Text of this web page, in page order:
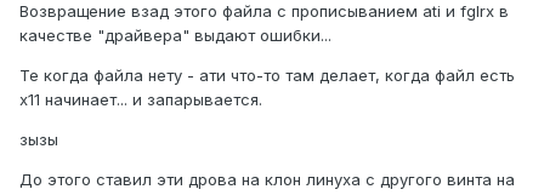
Возвращение взад этого файла с прописыванием ati и fglrx в
качестве "драйвера" выдают ошибки...
Те когда файла нету - ати что-то там делает, когда файл есть
х11 начинает... и запарывается.
зызы
До этого ставил эти дрова на клон линуха с другого винта на